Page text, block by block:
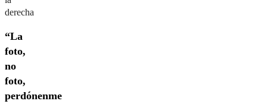
derecha
“La
foto,
no
foto,
perdónenme